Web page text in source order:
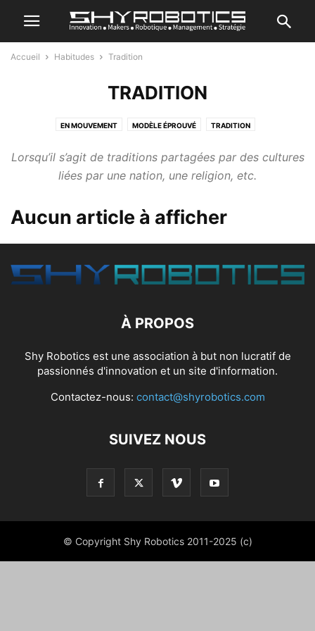
Accueil Habitudes Tradition
TRADITION
EN MOUVEMENT MODÈLE ÉPROUVÉ TRADITION
Lorsqu’il s’agit de traditions partagées par des cultures
liées par une nation, une religion, etc.
Aucun article à afficher
À PROPOS
Shy Robotics est une association à but non lucratif de
passionnés d'innovation et un site d'information.
Contactez-nous: contact@shyrobotics.com
SUIVEZ NOUS
© Copyright Shy Robotics 2011-2025 (c)